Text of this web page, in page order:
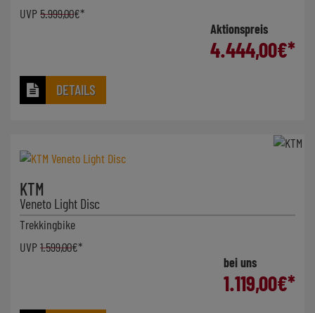
UVP5.999,00€*
Aktionspreis
4.444,00€*
DETAILS
KTM
Veneto Light Disc
Trekkingbike
UVP1.599,00€*
bei uns
1.119,00€*